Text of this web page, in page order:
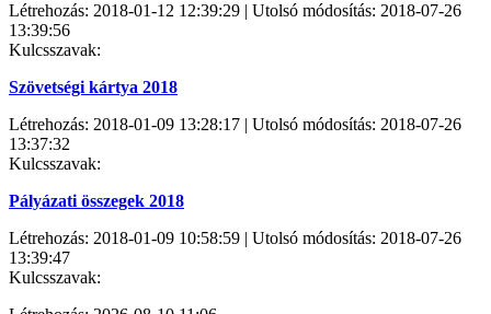
Létrehozás: 2018-01-12 12:39:29 | Utolsó módosítás: 2018-07-26
13:39:56
Kulcsszavak:
Szövetségi kártya 2018
Létrehozás: 2018-01-09 13:28:17 | Utolsó módosítás: 2018-07-26
13:37:32
Kulcsszavak:
Pályázati összegek 2018
Létrehozás: 2018-01-09 10:58:59 | Utolsó módosítás: 2018-07-26
13:39:47
Kulcsszavak: